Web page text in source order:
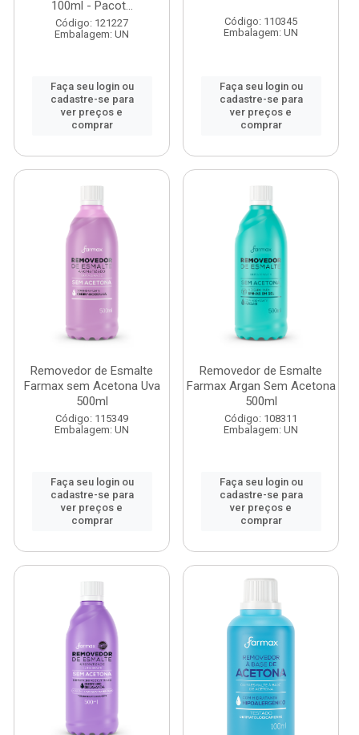
100ml - Pacot...
Código: 121227
Embalagem: UN
Faça seu login ou
cadastre-se para
ver preços e
comprar
Código: 110345
Embalagem: UN
Faça seu login ou
cadastre-se para
ver preços e
comprar
Removedor de Esmalte
Farmax sem Acetona Uva
500ml
Código: 115349
Embalagem: UN
Faça seu login ou
cadastre-se para
ver preços e
comprar
Removedor de Esmalte
Farmax Argan Sem Acetona
500ml
Código: 108311
Embalagem: UN
Faça seu login ou
cadastre-se para
ver preços e
comprar